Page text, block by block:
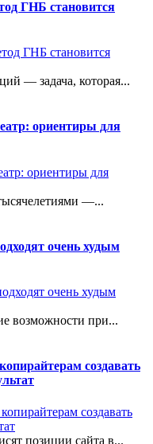
ГНБ становится
— задача, которая...
ориентиры для
—...
очень худым
возможности при...
создавать
позиции сайта в...